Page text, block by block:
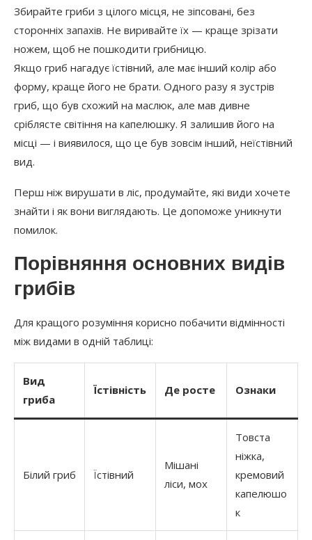
Збирайте гриби з цілого місця, не зіпсовані, без
сторонніх запахів. Не виривайте їх — краще зрізати
ножем, щоб не пошкодити грибницю.
Якщо гриб нагадує їстівний, але має інший колір або
форму, краще його не брати. Одного разу я зустрів
гриб, що був схожий на маслюк, але мав дивне
сріблясте світіння на капелюшку. Я залишив його на
місці — і виявилося, що це був зовсім інший, неїстівний
вид.
Перш ніж вирушати в ліс, продумайте, які види хочете
знайти і як вони виглядають. Це допоможе уникнути
помилок.
Порівняння основних видів
грибів
Для кращого розуміння корисно побачити відмінності
між видами в одній таблиці:
Вид
гриба
Їстівність Де росте Ознаки
Білий гриб Їстівний
Мішані
ліси, мох
Товста
ніжка,
кремовий
капелюшо
к